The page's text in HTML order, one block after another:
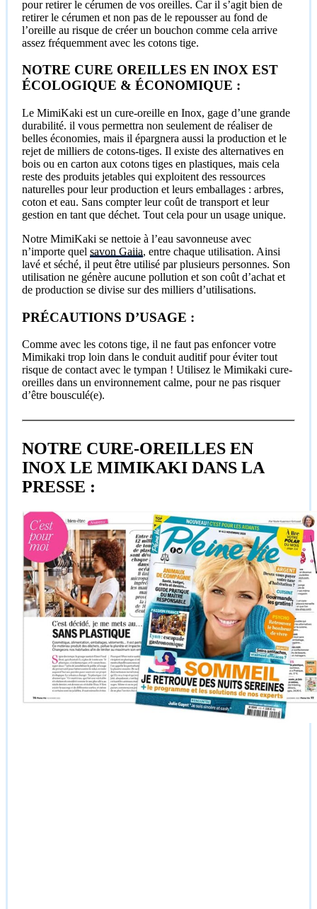
pour retirer le cérumen de vos oreilles. Car il s’agit bien de
retirer le cérumen et non pas de le repousser au fond de
l’oreille au risque de créer un bouchon comme cela arrive
assez fréquemment avec les cotons tige.
NOTRE CURE OREILLES EN INOX EST
ÉCOLOGIQUE & ÉCONOMIQUE :
Le MimiKaki est un cure-oreille en Inox, gage d’une grande
durabilité. il vous permettra non seulement de réaliser de
belles économies, mais il épargnera aussi la production et le
rejet de milliers de cotons-tiges. Il existe des alternatives en
bois ou en carton aux cotons tiges en plastiques, mais cela
reste des produits jetables qui exploitent des ressources
naturelles pour leur production et leurs emballages : arbres,
coton et eau. Sans compter leur coût de transport et leur
gestion en tant que déchet. Tout cela pour un usage unique.
Notre MimiKaki se nettoie à l’eau savonneuse avec
n’importe quel savon Gaiia, entre chaque utilisation. Ainsi
lavé et séché, il peut être utilisé par plusieurs personnes. Son
utilisation ne génère aucune pollution et son coût d’achat et
de production se divise sur des milliers d’utilisations.
PRÉCAUTIONS D’USAGE :
Comme avec les cotons tige, il ne faut pas enfoncer votre
Mimikaki trop loin dans le conduit auditif pour éviter tout
risque de contact avec le tympan ! Utilisez le Mimikaki cure-
oreilles dans un environnement calme, pour ne pas risquer
d’être bousculé(e).
NOTRE CURE-OREILLES EN
INOX LE MIMIKAKI DANS LA
PRESSE :